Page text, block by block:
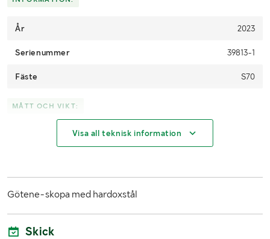
År 2023
Serienummer 39813-1
Fäste S70
MÅTT OCH VIKT:
Övriga mått
Visa all teknisk information
Götene-skopa med hardoxstål
Skick